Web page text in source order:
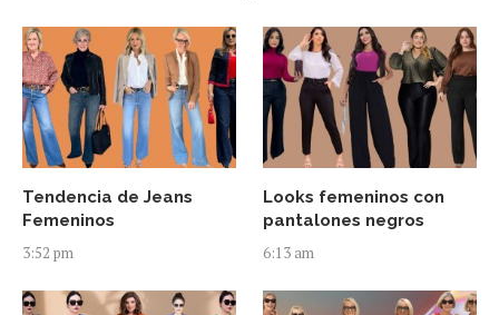
Tendencia de Jeans
Femeninos
3:52 pm
Looks femeninos con
pantalones negros
6:13 am